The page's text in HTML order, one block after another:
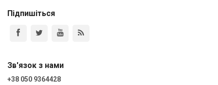
Підпишіться
Зв'язок з нами
+38 050 9364428